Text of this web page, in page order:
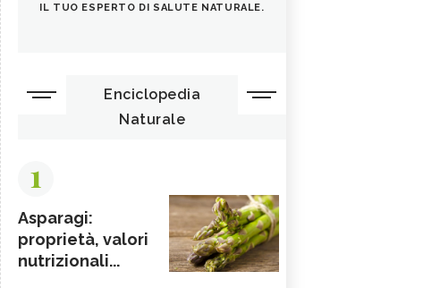
IL TUO ESPERTO DI SALUTE NATURALE.
Enciclopedia
Naturale
1
Asparagi:
proprietà, valori
nutrizionali...